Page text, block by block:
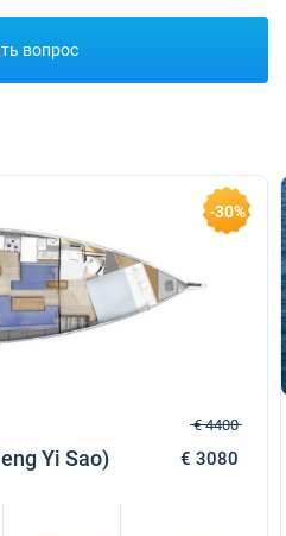
вопрос
-30%
Yi Sao)
€ 4400
€ 3080